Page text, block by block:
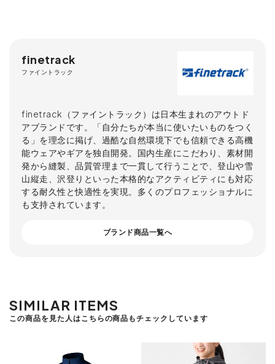
finetrack
ファイントラック
finetrack（ファイントラック）は日本生まれのアウトド
アブランドです。「自分たちが本当に使いたいものをつく
る」を理念に掲げ、過酷な自然環境下でも信頼できる高機
能ウェアやギアを独自開発。国内生産にこだわり、素材開
発から縫製、品質管理まで一貫して行うことで、登山や雪
山縦走、沢登りといった本格的なアクティビティにも対応
する耐久性と快適性を実現。多くのプロフェッショナルに
も支持されています。
ブランド商品一覧へ
SIMILAR ITEMS
この商品を見た人はこちらの商品もチェックしています